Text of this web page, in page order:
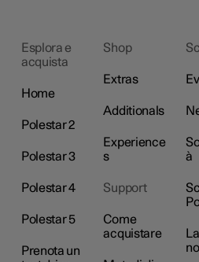
Esplora e
acquista
Home
Polestar 2
Polestar 3
Polestar 4
Polestar 5
Prenota un
Shop
Extras
Additionals
Experience
s
Support
Come
acquistare
à